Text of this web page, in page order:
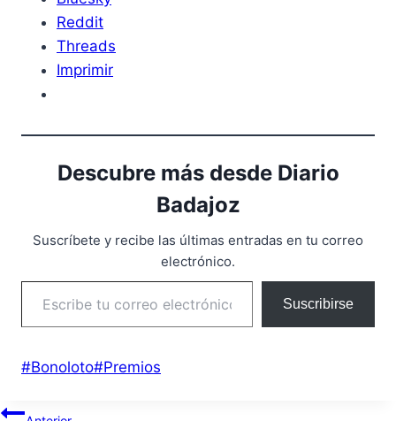
Reddit
Threads
Imprimir
Descubre más desde Diario
Badajoz
Suscríbete y recibe las últimas entradas en tu correo
electrónico.
Escribe tu correo electrónico…
Suscribirse
Etiquetas
la
#Bonoloto#Premios